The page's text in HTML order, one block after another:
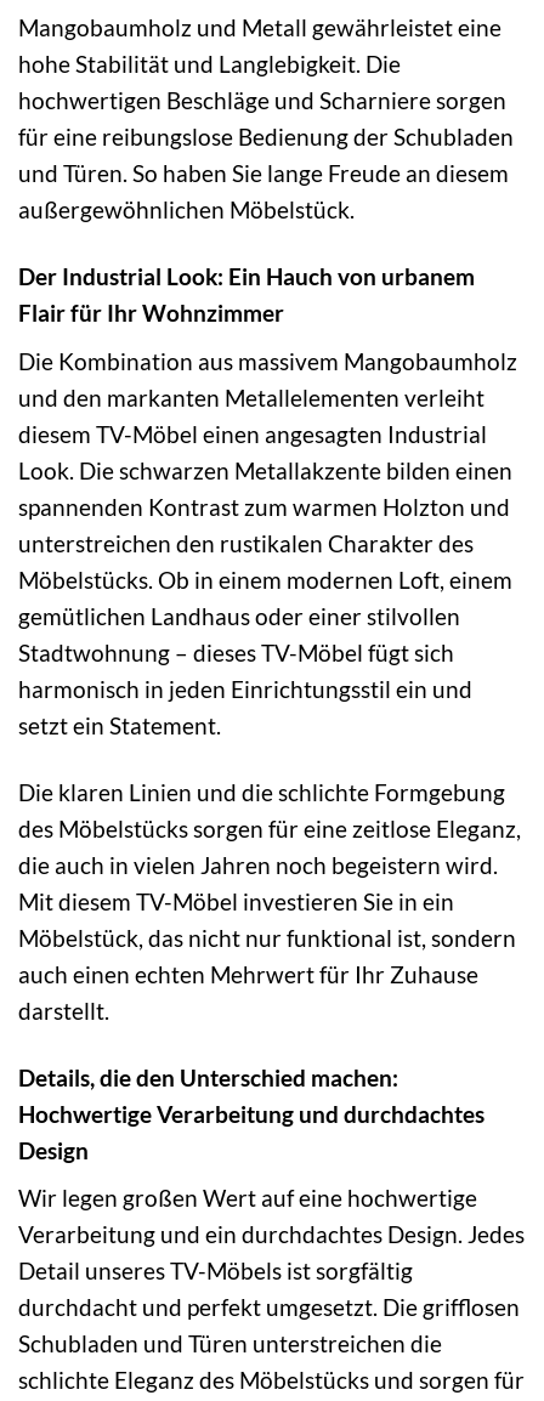
Mangobaumholz und Metall gewährleistet eine
hohe Stabilität und Langlebigkeit. Die
hochwertigen Beschläge und Scharniere sorgen
für eine reibungslose Bedienung der Schubladen
und Türen. So haben Sie lange Freude an diesem
außergewöhnlichen Möbelstück.
Der Industrial Look: Ein Hauch von urbanem
Flair für Ihr Wohnzimmer
Die Kombination aus massivem Mangobaumholz
und den markanten Metallelementen verleiht
diesem TV-Möbel einen angesagten Industrial
Look. Die schwarzen Metallakzente bilden einen
spannenden Kontrast zum warmen Holzton und
unterstreichen den rustikalen Charakter des
Möbelstücks. Ob in einem modernen Loft, einem
gemütlichen Landhaus oder einer stilvollen
Stadtwohnung – dieses TV-Möbel fügt sich
harmonisch in jeden Einrichtungsstil ein und
setzt ein Statement.
Die klaren Linien und die schlichte Formgebung
des Möbelstücks sorgen für eine zeitlose Eleganz,
die auch in vielen Jahren noch begeistern wird.
Mit diesem TV-Möbel investieren Sie in ein
Möbelstück, das nicht nur funktional ist, sondern
auch einen echten Mehrwert für Ihr Zuhause
darstellt.
Details, die den Unterschied machen:
Hochwertige Verarbeitung und durchdachtes
Design
Wir legen großen Wert auf eine hochwertige
Verarbeitung und ein durchdachtes Design. Jedes
Detail unseres TV-Möbels ist sorgfältig
durchdacht und perfekt umgesetzt. Die grifflosen
Schubladen und Türen unterstreichen die
schlichte Eleganz des Möbelstücks und sorgen für